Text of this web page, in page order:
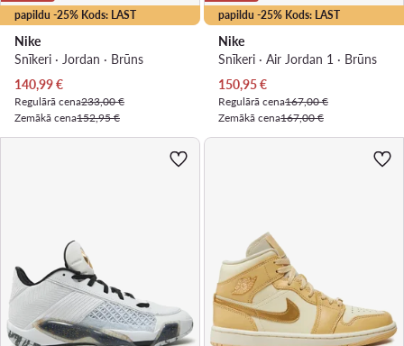
papildu -25% Kods: LAST
Nike
Snīkeri · Jordan · Brūns
Pašreizējā cena
140,99€
Regulārā cena233,00 €
Zemākā cena152,95 €
papildu -25% Kods: LAST
Nike
Snīkeri · Air Jordan 1 · Brūns
Pašreizējā cena
150,95€
Regulārā cena167,00 €
Zemākā cena167,00 €